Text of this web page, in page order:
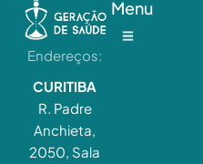
Endereços:
CURITIBA
R. Padre
Anchieta,
2050, Sala
Menu